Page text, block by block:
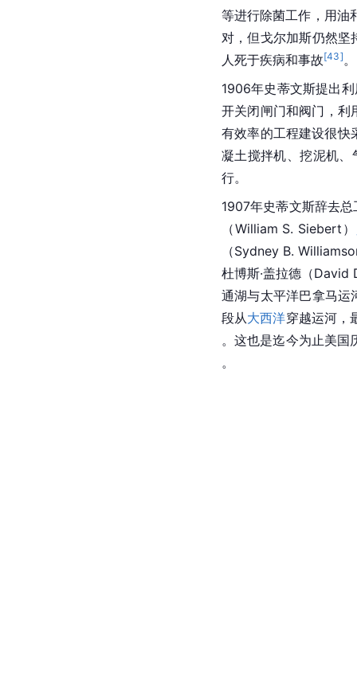
1900年代初期，西班牙工
拿马运河上工作
美国建设与开发
1904年5月4日美国接
设，从而获得了巴拿
统任命伊利诺伊中央
使用破旧的法国设施
随后国际刑事法院主席
工程师，约翰·弗兰克
的首席卫生官。戈尔
等进行除菌工作，用油
对，但戈尔加斯仍然
人死于疾病和事故[43 ]。
1906年史蒂文斯提出